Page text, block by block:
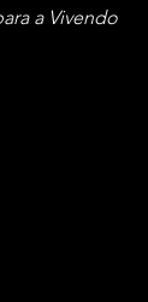
a Vivendo